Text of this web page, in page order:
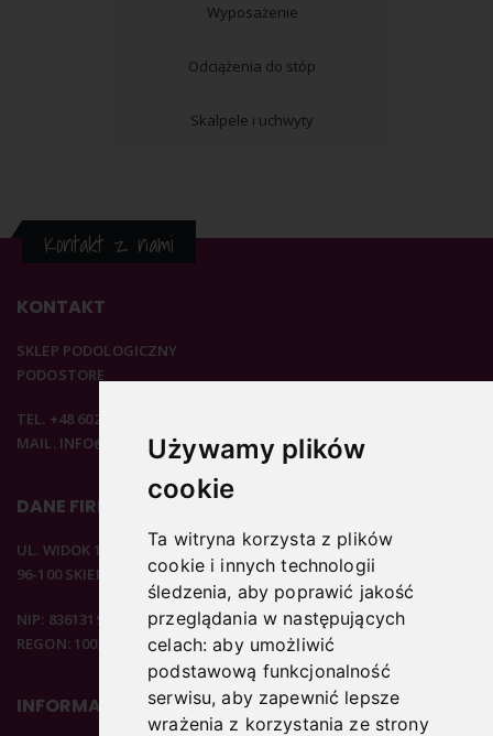
Używamy plików
cookie
Ta witryna korzysta z plików
cookie i innych technologii
śledzenia, aby poprawić jakość
przeglądania w następujących
celach:aby umożliwić
podstawową funkcjonalność
serwisu,aby zapewnić lepsze
wrażenia z korzystania ze strony
Wyposażenie
Odciążenia do stóp
Skalpele i uchwyty
Kontakt z nami
KONTAKT
SKLEP PODOLOGICZNY
PODOSTORE
TEL. +48 602 537 894
MAIL. INFO@PODOSTORE.PL
DANE FIRMOWE
UL. WIDOK 15B
96-100 SKIERNIEWICE
NIP: 8361319313
REGON: 100297020
INFORMACJE